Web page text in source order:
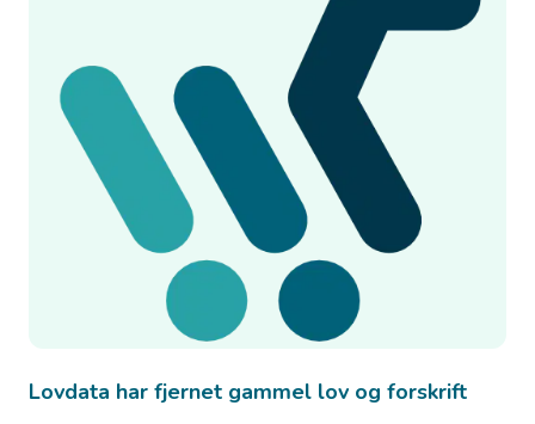
Lovdata har fjernet gammel lov og forskrift